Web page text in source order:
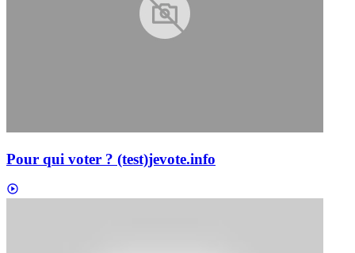
Pour qui voter ? (test)jevote.info